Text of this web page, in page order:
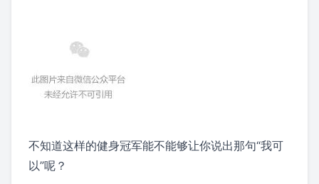
不知道这样的健身冠军能不能够让你说出那句“我可
以”呢？